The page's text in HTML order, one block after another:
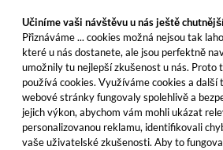
Turntable Blending House
Intenzivní aromatická hra u
kouř a kandované ovoce v
Objednejte si hned!
Učiníme vaši návštěvu u nás ještě
Přiznáváme ... cookies možná nejsou tak
které u nás dostanete, ale jsou perfektně
umožnily tu nejlepší zkušenost u nás. Proto
používá cookies. Využíváme cookies a další
webové stránky fungovaly spolehlivě a
jejich výkon, abychom vám mohli ukázat
personalizovanou reklamu, identifikovali
vaše uživatelské zkušenosti. Aby to